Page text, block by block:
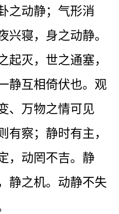
之动静；气形消
兴寝，身之动静。
起灭，世之通塞，
静互相倚伏也。观
、万物之情可见
有察；静时有主，
，动罔不吉。静
静之机。动静不失